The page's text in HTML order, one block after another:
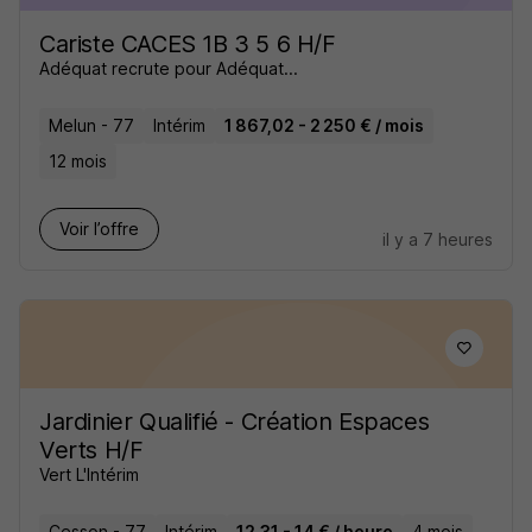
Cariste CACES 1B 3 5 6 H/F
Adéquat recrute pour Adéquat...
Melun - 77 Intérim
1 867,02 - 2 250 € / mois
12 mois
Voir l’offre
il y a 7 heures
Jardinier Qualifié - Création Espaces
Verts H/F
Vert L'Intérim